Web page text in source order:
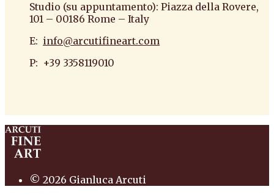
Studio (su appuntamento): Piazza della Rovere,
101 – 00186 Rome – Italy
E: info@arcutifineart.com
P: +39 3358119010
© 2026 Gianluca Arcuti